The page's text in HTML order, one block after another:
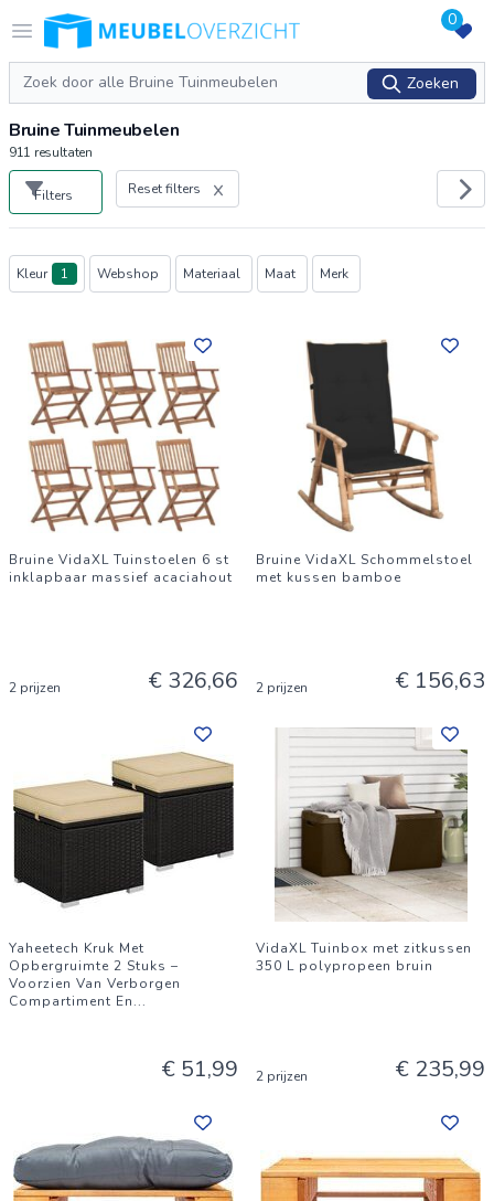
Open menu
Logo Meubeloverzicht.nl 0
Zoeken
Zoeken
Bruine Tuinmeubelen
911 resultaten
Filters Reset filters
Producten
Kleur 1 Webshop Materiaal Maat Merk
Bruine VidaXL Tuinstoelen 6 st
inklapbaar massief acaciahout
2 prijzen € 326,66
Bruine VidaXL Schommelstoel
met kussen bamboe
2 prijzen € 156,63
Yaheetech Kruk Met
Opbergruimte 2 Stuks –
Voorzien Van Verborgen
Compartiment En...
€ 51,99
VidaXL Tuinbox met zitkussen
350 L polypropeen bruin
2 prijzen € 235,99